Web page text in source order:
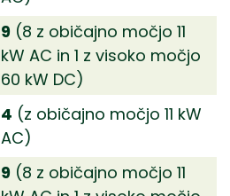
9 (8 z običajno močjo 11
kW AC in 1 z visoko močjo
60 kW DC)
4 (z običajno močjo 11 kW
AC)
9 (8 z običajno močjo 11